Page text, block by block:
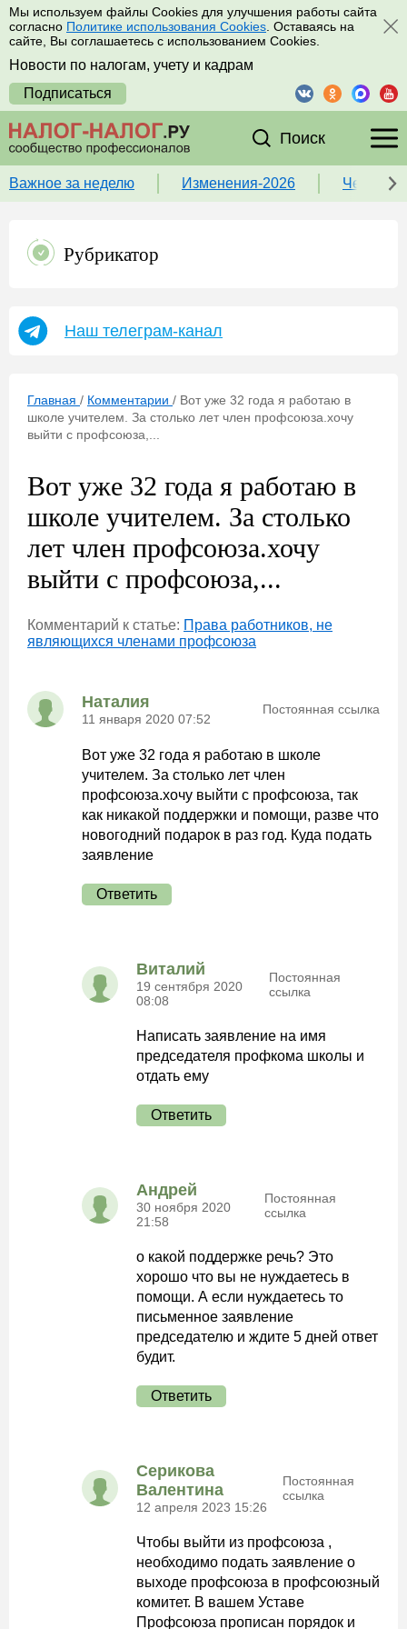
Мы используем файлы Cookies для улучшения работы сайта
согласно Политике использования Cookies . Оставаясь на
сайте, Вы соглашаетесь с использованием Cookies.
Новости по налогам, учету и кадрам
Подписаться
Поиск
Важное за неделю Изменения-2026 Чек-
Рубрикатор
Наш телеграм-канал
Главная / Комментарии / Вот уже 32 года я работаю в
школе учителем. За столько лет член профсоюза.хочу
выйти с профсоюза,...
Вот уже 32 года я работаю в
школе учителем. За столько
лет член профсоюза.хочу
выйти с профсоюза,...
Комментарий к статье: Права работников, не
являющихся членами профсоюза
Наталия
11 января 2020 07:52
Постоянная ссылка
Вот уже 32 года я работаю в школе
учителем. За столько лет член
профсоюза.хочу выйти с профсоюза, так
как никакой поддержки и помощи, разве что
новогодний подарок в раз год. Куда подать
заявление
Ответить
Виталий
19 сентября 2020
08:08
Постоянная
ссылка
Написать заявление на имя
председателя профкома школы и
отдать ему
Ответить
Андрей
30 ноября 2020
21:58
Постоянная
ссылка
о какой поддержке речь? Это
хорошо что вы не нуждаетесь в
помощи. А если нуждаетесь то
письменное заявление
председателю и ждите 5 дней ответ
будит.
Ответить
Серикова
Валентина
12 апреля 2023 15:26
Постоянная
ссылка
Чтобы выйти из профсоюза ,
необходимо подать заявление о
выходе профсоюза в профсоюзный
комитет. В вашем Уставе
Профсоюза прописан порядок и